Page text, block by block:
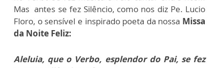
Mas antes se fez Silêncio, como nos diz Pe. Lucio
Floro, o sensível e inspirado poeta da nossa Missa
da Noite Feliz:
Aleluia, que o Verbo, esplendor do Pai, se fez